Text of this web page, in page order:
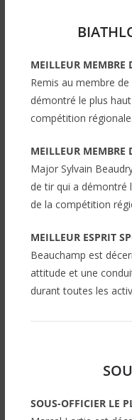
MEILLEUR MEMBRE
Remis au membre de
démontré le plus
compétition régionale.
MEILLEUR MEMBRE
Major Sylvain
de tir qui a démontré
de la compétition
MEILLEUR ESPRIT
Beauchamp est
attitude et une
durant toutes les
SOUS-OFFICIER LE